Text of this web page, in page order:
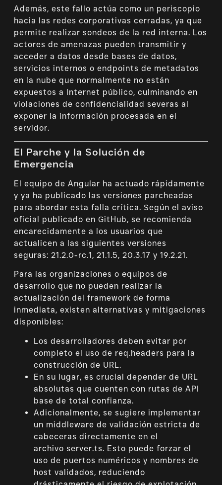
Además, este fallo actúa como un periscopio
hacia las redes corporativas cerradas, ya que
permite realizar sondeos de la red interna. Los
actores de amenazas pueden transmitir y
acceder a datos desde bases de datos,
servicios internos o endpoints de metadatos
en la nube que normalmente no están
expuestos a Internet público, culminando en
violaciones de confidencialidad severas al
exponer la información procesada en el
servidor.
El Parche y la Solución de
Emergencia
El equipo de Angular ha actuado rápidamente
y ya ha publicado las versiones parcheadas
para abordar esta falla crítica. Según el aviso
oficial publicado en GitHub, se recomienda
encarecidamente a los usuarios que
actualicen a las siguientes versiones
seguras: 21.2.0-rc.1, 21.1.5, 20.3.17 y 19.2.21.
Para las organizaciones o equipos de
desarrollo que no pueden realizar la
actualización del framework de forma
inmediata, existen alternativas y mitigaciones
disponibles:
Los desarrolladores deben evitar por
completo el uso de req.headers para la
construcción de URL.
En su lugar, es crucial depender de URL
absolutas que cuenten con rutas de API
base de total confianza.
Adicionalmente, se sugiere implementar
un middleware de validación estricta de
cabeceras directamente en el
archivo server.ts. Esto puede forzar el
uso de puertos numéricos y nombres de
host validados, reduciendo